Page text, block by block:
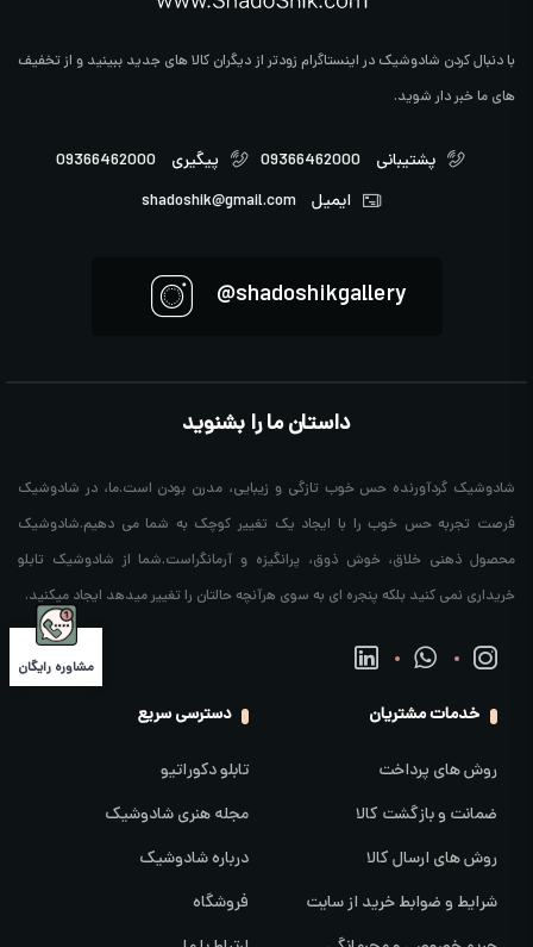
با دنبال کردن شادوشیک در اینستاگرام زودتر از دیگران کالا های جدید ببینید و از تخفیف
های ما خبر دار شوید.
پشتیبانی 09366462000 پیگیری
09366462000
ایمیل
shadoshik@gmail.com
shadoshikgallery@
داستان ما را بشنوید
شادوشیک گردآورنده حس خوب تازگی و زیبایی، مدرن بودن است.ما، در شادوشیک
فرصت تجربه حس خوب را با ایجاد یک تغییر کوچک به شما می دهیم.شادوشیک
محصول ذهنی خلاق، خوش ذوق، پرانگیزه و آرمانگراست.شما از شادوشیک تابلو
خریداری نمی کنید بلکه پنجره ای به سوی هرآنچه حالتان را تغییر میدهد ایجاد میکنید.
خدمات مشتریان
روش های پرداخت
ضمانت و بازگشت کالا
روش های ارسال کالا
شرایط و ضوابط خرید از سایت
دسترسی سریع
تابلو دکوراتیو
مجله هنری شادوشیک
درباره شادوشیک
فروشگاه
مشاوره رایگان